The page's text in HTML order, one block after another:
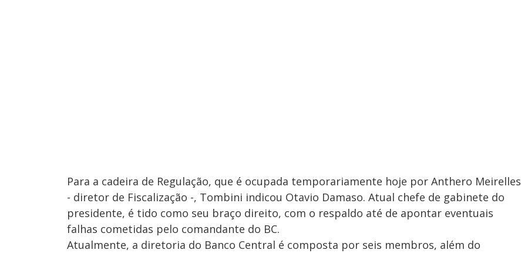
Para a cadeira de Regulação, que é ocupada temporariamente hoje por Anthero Meirelles
- diretor de Fiscalização -, Tombini indicou Otavio Damaso. Atual chefe de gabinete do
presidente, é tido como seu braço direito, com o respaldo até de apontar eventuais
falhas cometidas pelo comandante do BC.
Atualmente, a diretoria do Banco Central é composta por seis membros, além do